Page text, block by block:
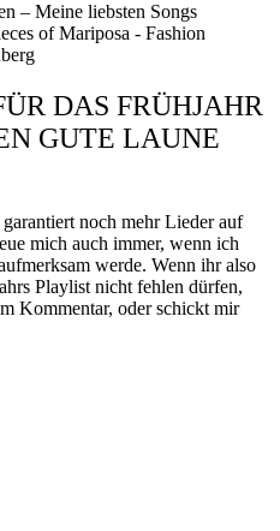
DAS FRÜHJAHR
GUTE LAUNE
noch mehr Lieder auf
mich auch immer, wenn ich
werde. Wenn ihr also
Playlist nicht fehlen dürfen,
Kommentar, oder schickt mir